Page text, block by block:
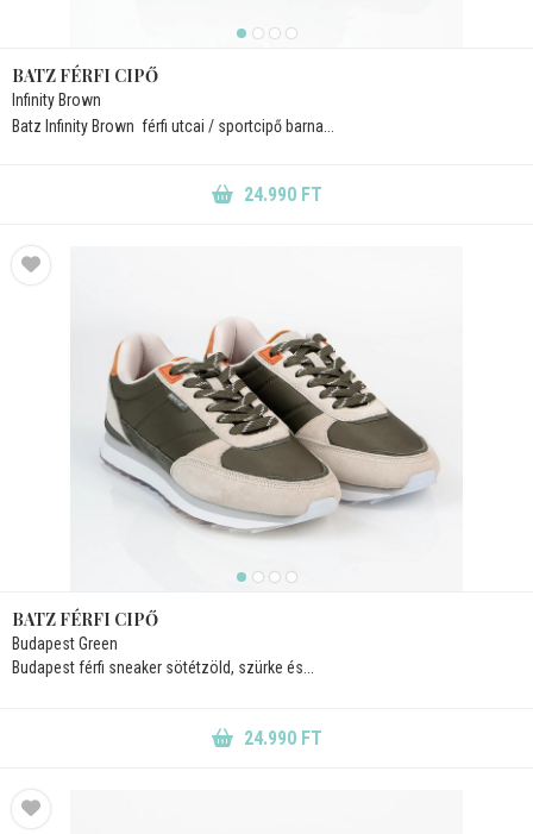
BATZ FÉRFI CIPŐ
Infinity Brown
Batz Infinity Brown  férfi utcai / sportcipő barna...
24.990 FT
BATZ FÉRFI CIPŐ
Budapest Green
Budapest férfi sneaker sötétzöld, szürke és...
24.990 FT